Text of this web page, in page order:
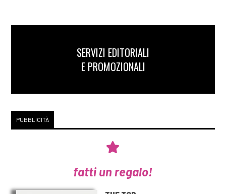
SERVIZI EDITORIALI
E PROMOZIONALI
PUBBLICITÀ
fatti un regalo!